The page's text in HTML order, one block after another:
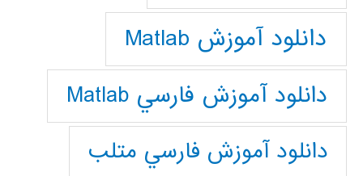
دانلود آموزش Matlab
دانلود آموزش فارسي Matlab
دانلود آموزش فارسي متلب